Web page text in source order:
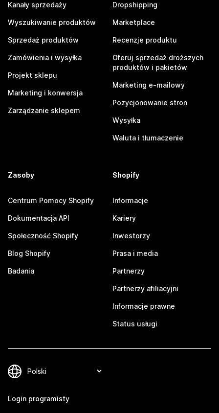
Kanały sprzedaży
Wyszukiwanie produktów
Sprzedaż produktów
Zamówienia i wysyłka
Projekt sklepu
Marketing i konwersja
Zarządzanie sklepem
Dropshipping
Marketplace
Recenzje produktu
Oferuj sprzedaż droższych
produktów i pakietów
Marketing e-mailowy
Pozycjonowanie stron
Wysyłka
Waluta i tłumaczenie
Zasoby
Centrum Pomocy Shopify
Dokumentacja API
Społeczność Shopify
Blog Shopify
Badania
Shopify
Informacje
Kariery
Inwestorzy
Prasa i media
Partnerzy
Partnerzy afiliacyjni
Informacje prawne
Status usługi
Login programisty